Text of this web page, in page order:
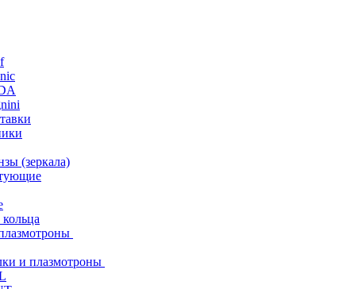
(зеркала)
и плазмотроны